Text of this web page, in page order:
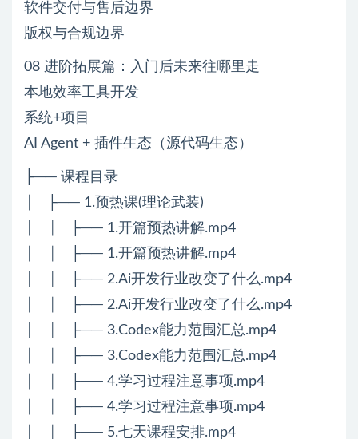
软件交付与售后边界
版权与合规边界
08 进阶拓展篇：入门后未来往哪里走
本地效率工具开发
系统+项目
AI Agent + 插件生态（源代码生态）
├── 课程目录
│ ├── 1.预热课(理论武装)
│ │ ├── 1.开篇预热讲解.mp4
│ │ ├── 1.开篇预热讲解.mp4
│ │ ├── 2.Ai开发行业改变了什么.mp4
│ │ ├── 2.Ai开发行业改变了什么.mp4
│ │ ├── 3.Codex能力范围汇总.mp4
│ │ ├── 3.Codex能力范围汇总.mp4
│ │ ├── 4.学习过程注意事项.mp4
│ │ ├── 4.学习过程注意事项.mp4
│ │ ├── 5.七天课程安排.mp4